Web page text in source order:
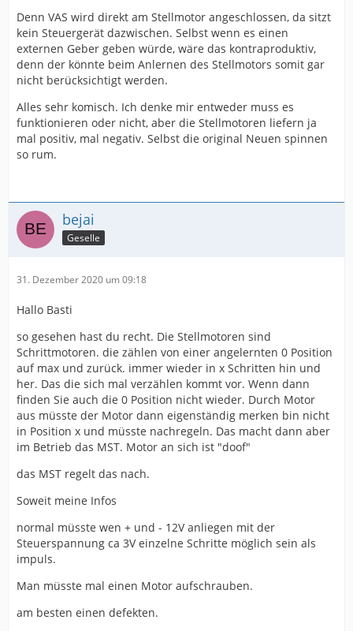
Denn VAS wird direkt am Stellmotor angeschlossen, da sitzt
kein Steuergerät dazwischen. Selbst wenn es einen
externen Geber geben würde, wäre das kontraproduktiv,
denn der könnte beim Anlernen des Stellmotors somit gar
nicht berücksichtigt werden.
Alles sehr komisch. Ich denke mir entweder muss es
funktionieren oder nicht, aber die Stellmotoren liefern ja
mal positiv, mal negativ. Selbst die original Neuen spinnen
so rum.
bejai
Geselle
31. Dezember 2020 um 09:18
Hallo Basti
so gesehen hast du recht. Die Stellmotoren sind
Schrittmotoren. die zählen von einer angelernten 0 Position
auf max und zurück. immer wieder in x Schritten hin und
her. Das die sich mal verzählen kommt vor. Wenn dann
finden Sie auch die 0 Position nicht wieder. Durch Motor
aus müsste der Motor dann eigenständig merken bin nicht
in Position x und müsste nachregeln. Das macht dann aber
im Betrieb das MST. Motor an sich ist "doof"
das MST regelt das nach.
Soweit meine Infos
normal müsste wen + und - 12V anliegen mit der
Steuerspannung ca 3V einzelne Schritte möglich sein als
impuls.
Man müsste mal einen Motor aufschrauben.
am besten einen defekten.